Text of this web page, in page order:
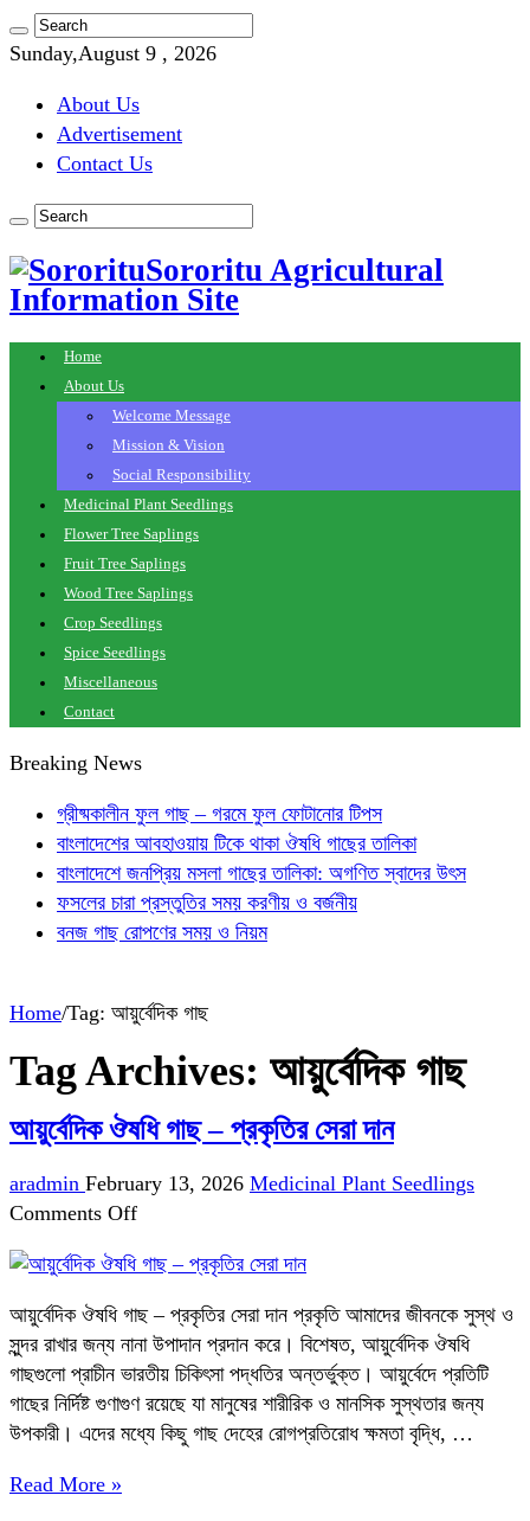
Sunday,August 9 , 2026
About Us
Advertisement
Contact Us
Sororitu Agricultural
Information Site
Home
About Us
Welcome Message
Mission & Vision
Social Responsibility
Medicinal Plant Seedlings
Flower Tree Saplings
Fruit Tree Saplings
Wood Tree Saplings
Crop Seedlings
Spice Seedlings
Miscellaneous
Contact
Breaking News
গ্রীষ্মকালীন ফুল গাছ – গরমে ফুল ফোটানোর টিপস
বাংলাদেশের আবহাওয়ায় টিকে থাকা ঔষধি গাছের তালিকা
বাংলাদেশে জনপ্রিয় মসলা গাছের তালিকা: অগণিত স্বাদের উৎস
ফসলের চারা প্রস্তুতির সময় করণীয় ও বর্জনীয়
বনজ গাছ রোপণের সময় ও নিয়ম
Home/Tag: আয়ুর্বেদিক গাছ
Tag Archives: আয়ুর্বেদিক গাছ
আয়ুর্বেদিক ঔষধি গাছ – প্রকৃতির সেরা দান
aradmin February 13, 2026 Medicinal Plant Seedlings
Comments Offon
ঔষধি
–
প্রকৃতির
সেরা
দান
আয়ুর্বেদিক ঔষধি গাছ – প্রকৃতির সেরা দান প্রকৃতি আমাদের জীবনকে সুস্থ ও
সুন্দর রাখার জন্য নানা উপাদান প্রদান করে। বিশেষত, আয়ুর্বেদিক ঔষধি
গাছগুলো প্রাচীন ভারতীয় চিকিৎসা পদ্ধতির অন্তর্ভুক্ত। আয়ুর্বেদে প্রতিটি
গাছের নির্দিষ্ট গুণাগুণ রয়েছে যা মানুষের শারীরিক ও মানসিক সুস্থতার জন্য
উপকারী। এদের মধ্যে কিছু গাছ দেহের রোগপ্রতিরোধ ক্ষমতা বৃদ্ধি, …
Read More »